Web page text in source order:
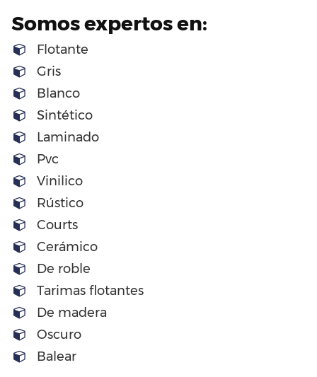
Somos expertos en:
Flotante
Gris
Blanco
Sintético
Laminado
Pvc
Vinilico
Rústico
Courts
Cerámico
De roble
Tarimas flotantes
De madera
Oscuro
Balear